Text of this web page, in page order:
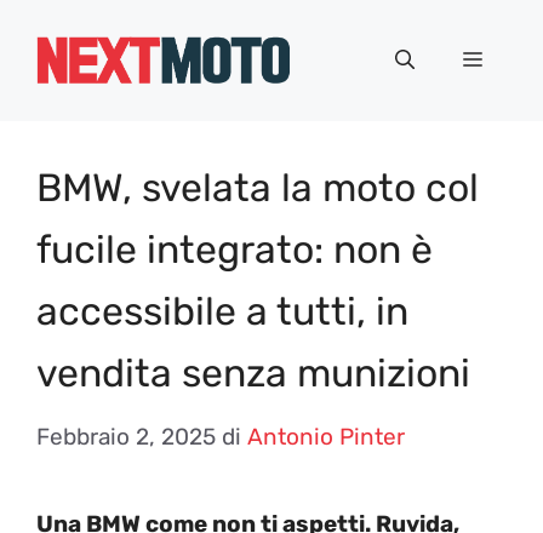
Menu
BMW, svelata la moto col
fucile integrato: non è
accessibile a tutti, in
vendita senza munizioni
Febbraio 2, 2025 di Antonio Pinter
Una BMW come non ti aspetti. Ruvida,